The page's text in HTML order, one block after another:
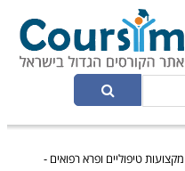
מקצועות טיפוליים ופרא רפואים -